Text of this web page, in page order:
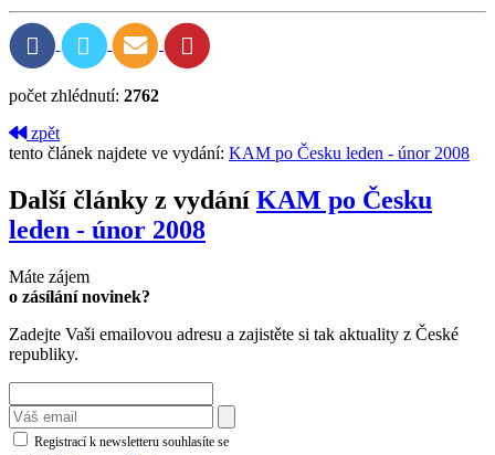
počet zhlédnutí: 2762
zpět
tento článek najdete ve vydání: KAM po Česku leden - únor 2008
Další články z vydání KAM po Česku
leden - únor 2008
Máte zájem
o zásílání novinek?
Zadejte Vaši emailovou adresu a zajistěte si tak aktuality z České
republiky.
Registrací k newsletteru souhlasíte se